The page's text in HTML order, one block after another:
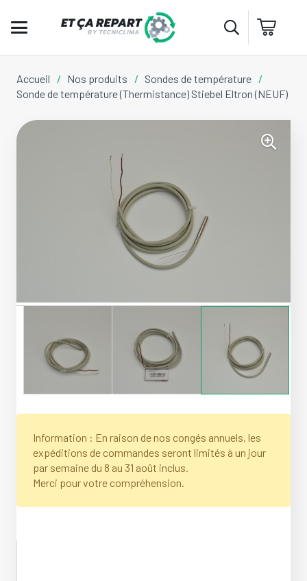
Accueil / Nos produits / Sondes de température /
Sonde de température (Thermistance) Stiebel Eltron (NEUF)
Information : En raison de nos congés annuels, les
expéditions de commandes seront limités à un jour
par semaine du 8 au 31 août inclus.
Merci pour votre compréhension.